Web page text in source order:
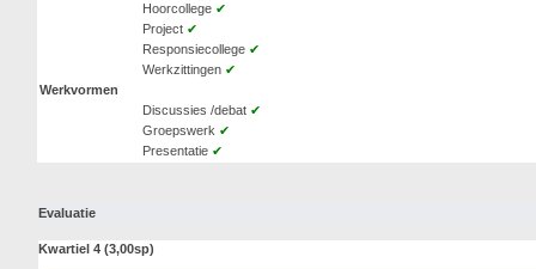
Hoorcollege ✔
Project ✔
Responsiecollege ✔
Werkzittingen ✔
Werkvormen
Discussies /debat ✔
Groepswerk ✔
Presentatie ✔
Evaluatie
Kwartiel 4 (3,00sp)